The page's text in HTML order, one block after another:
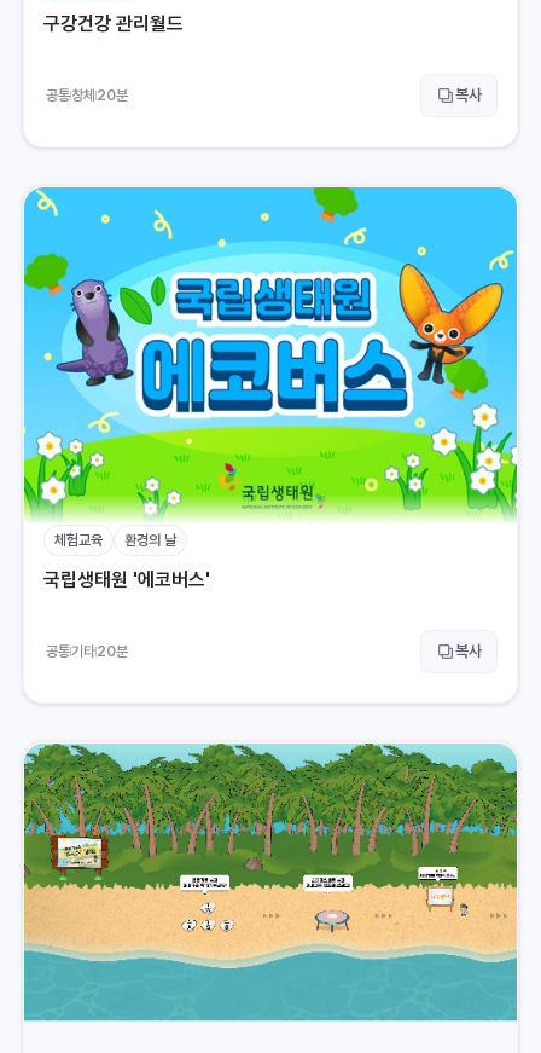
구강건강 관리월드
공통창체 20분 복사
체험교육 환경의 날
국립생태원 '에코버스'
공통기타20분 복사